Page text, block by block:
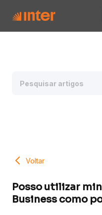
Voltar
Posso utilizar
Business como